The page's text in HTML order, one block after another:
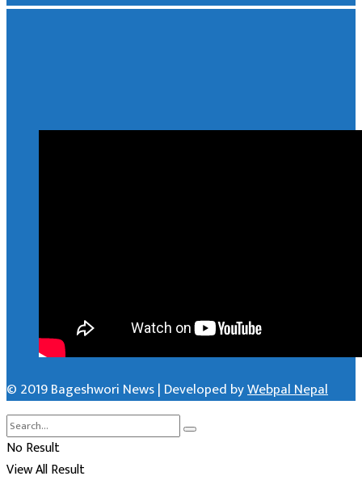
© 2019 Bageshwori News | Developed byWebpal Nepal
No Result
View All Result